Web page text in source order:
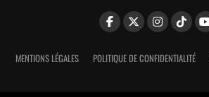
MENTIONS LÉGALES POLITIQUE DE CONFIDENTIALITÉ